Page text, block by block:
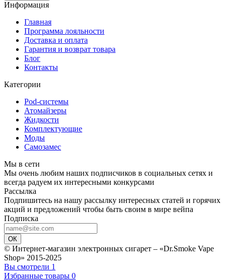
Информация
Главная
Программа лояльности
Доставка и оплата
Гарантия и возврат товара
Блог
Контакты
Категории
Pod-системы
Атомайзеры
Жидкости
Комплектующие
Моды
Самозамес
Мы в сети
Мы очень любим наших подписчиков в социальных сетях и
всегда радуем их интересными конкурсами
Рассылка
Подпишитесь на нашу рассылку интересных статей и горячих
акций и предложений чтобы быть своим в мире вейпа
Подписка
ОК
© Интернет-магазин электронных сигарет – «Dr.Smoke Vape
Shop» 2015-2025
Вы смотрели 1
Избранные товары 0